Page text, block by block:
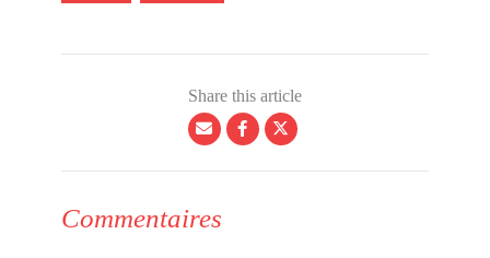
Share this article
Commentaires